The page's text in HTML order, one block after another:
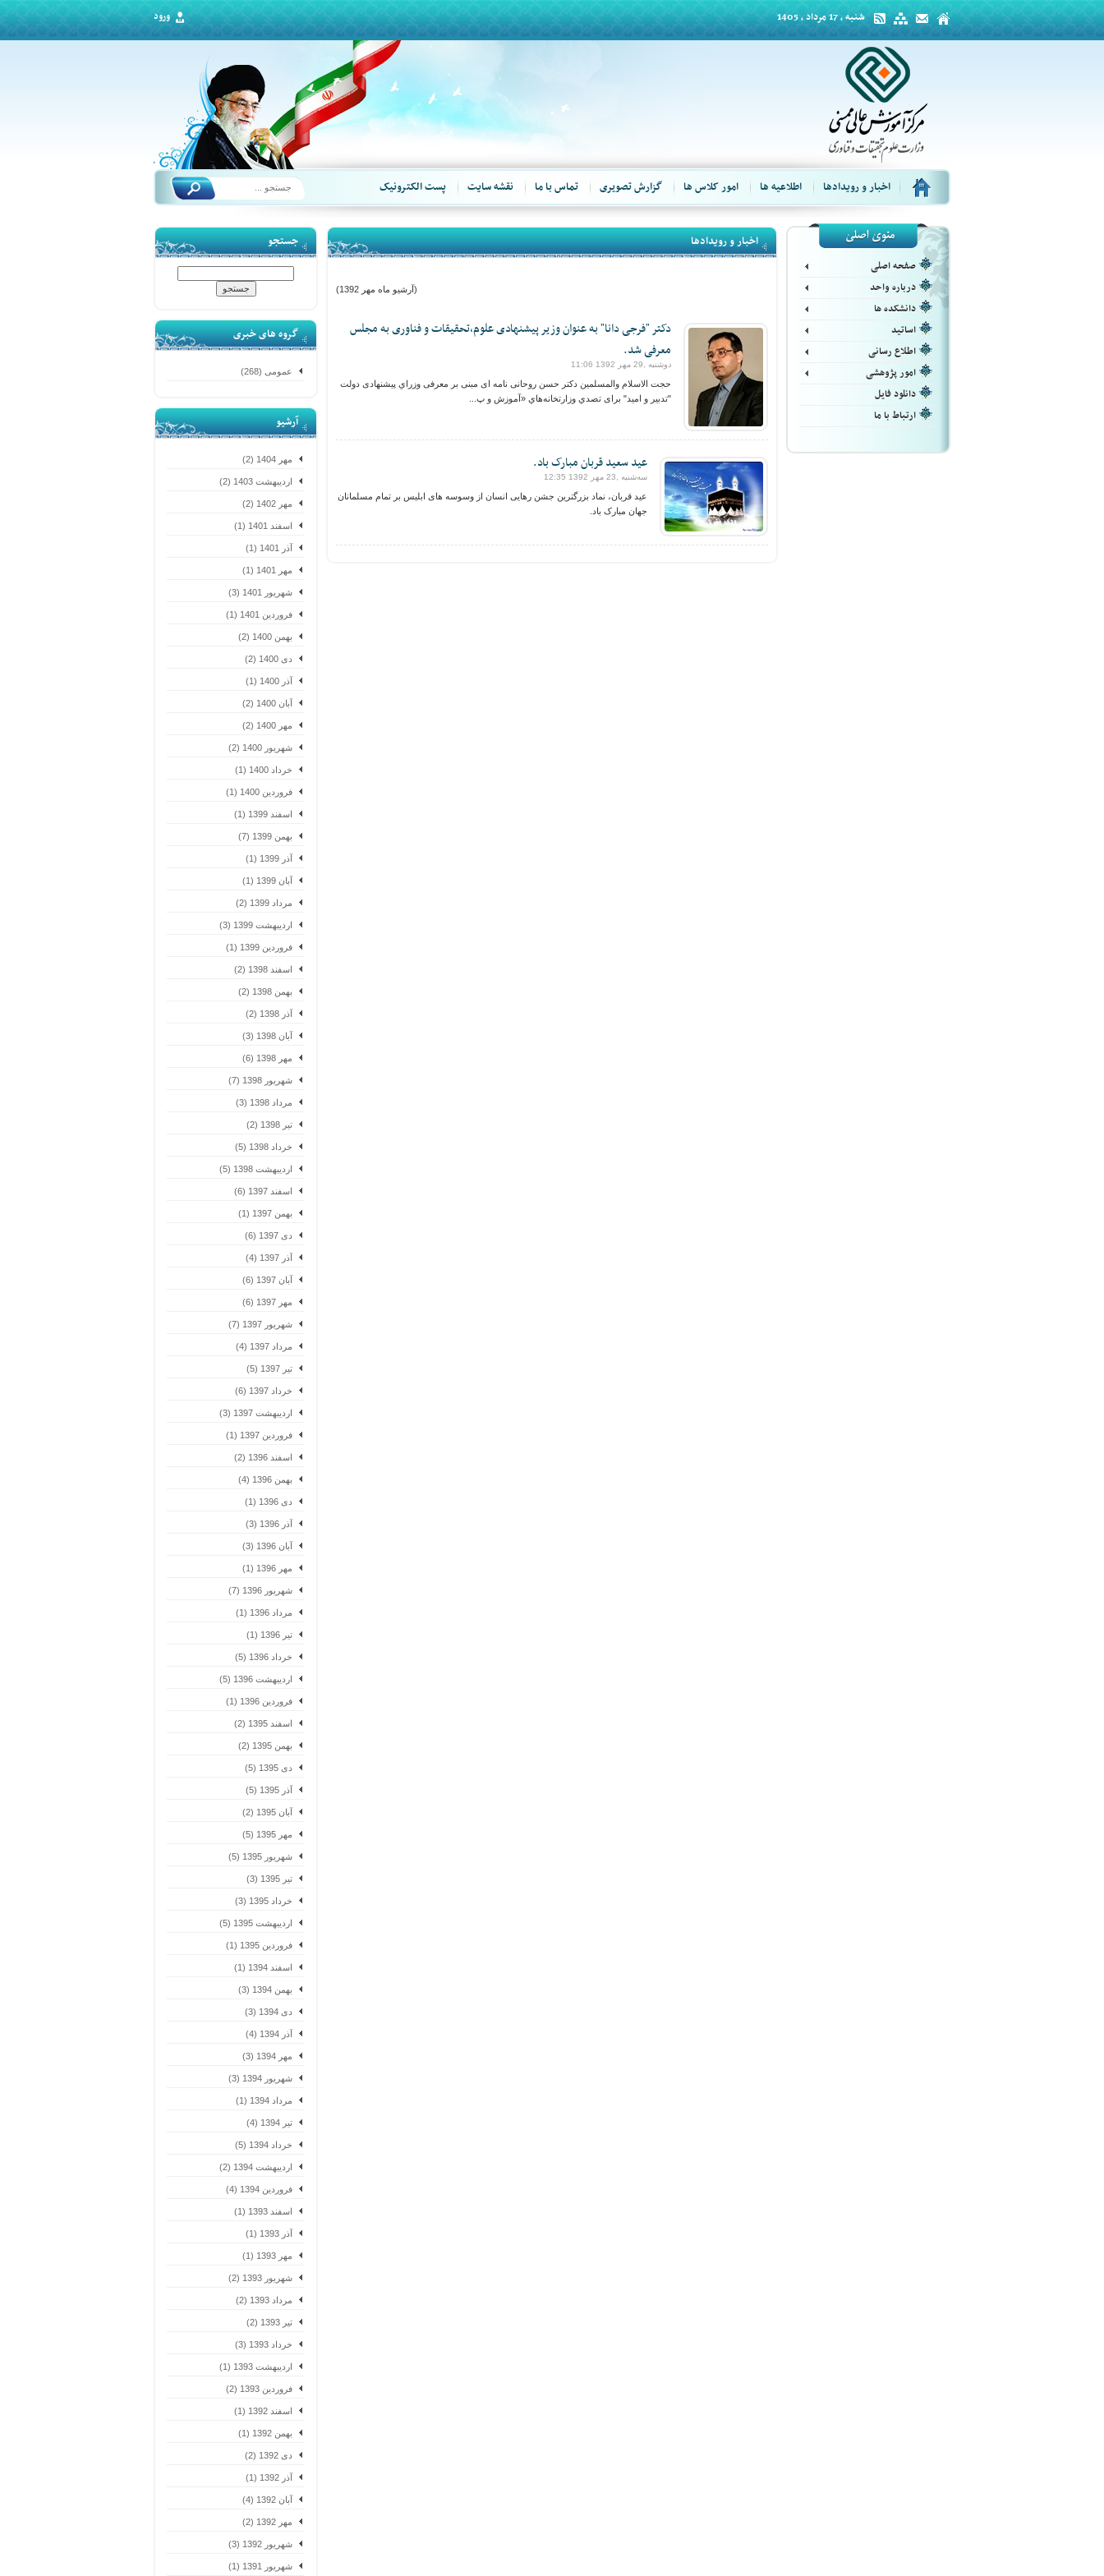
شنبه ، 17 مرداد ، 1405 ورود
اخبار و رویدادها اطلاعیه ها امور کلاس ها گزارش تصویری تماس با ما نقشه سایت پست الکترونیک
جستجو
گروه های خبری
عمومی (268)
آرشیو
مهر 1404 (2)
اردیبهشت 1403 (2)
مهر 1402 (2)
اسفند 1401 (1)
آذر 1401 (1)
مهر 1401 (1)
شهریور 1401 (3)
فروردین 1401 (1)
بهمن 1400 (2)
دی 1400 (2)
آذر 1400 (1)
آبان 1400 (2)
مهر 1400 (2)
شهریور 1400 (2)
خرداد 1400 (1)
فروردین 1400 (1)
اسفند 1399 (1)
بهمن 1399 (7)
آذر 1399 (1)
آبان 1399 (1)
مرداد 1399 (2)
اردیبهشت 1399 (3)
فروردین 1399 (1)
اسفند 1398 (2)
بهمن 1398 (2)
آذر 1398 (2)
آبان 1398 (3)
مهر 1398 (6)
شهریور 1398 (7)
مرداد 1398 (3)
تیر 1398 (2)
خرداد 1398 (5)
اردیبهشت 1398 (5)
اسفند 1397 (6)
بهمن 1397 (1)
دی 1397 (6)
آذر 1397 (4)
آبان 1397 (6)
مهر 1397 (6)
شهریور 1397 (7)
مرداد 1397 (4)
تیر 1397 (5)
خرداد 1397 (6)
اردیبهشت 1397 (3)
فروردین 1397 (1)
اسفند 1396 (2)
بهمن 1396 (4)
دی 1396 (1)
آذر 1396 (3)
آبان 1396 (3)
مهر 1396 (1)
شهریور 1396 (7)
مرداد 1396 (1)
تیر 1396 (1)
خرداد 1396 (5)
اردیبهشت 1396 (5)
فروردین 1396 (1)
اسفند 1395 (2)
بهمن 1395 (2)
دی 1395 (5)
آذر 1395 (5)
آبان 1395 (2)
مهر 1395 (5)
شهریور 1395 (5)
تیر 1395 (3)
خرداد 1395 (3)
اردیبهشت 1395 (5)
فروردین 1395 (1)
اسفند 1394 (1)
بهمن 1394 (3)
دی 1394 (3)
آذر 1394 (4)
مهر 1394 (3)
شهریور 1394 (3)
مرداد 1394 (1)
تیر 1394 (4)
خرداد 1394 (5)
اردیبهشت 1394 (2)
فروردین 1394 (4)
اسفند 1393 (1)
آذر 1393 (1)
مهر 1393 (1)
شهریور 1393 (2)
مرداد 1393 (2)
تیر 1393 (2)
خرداد 1393 (3)
اردیبهشت 1393 (1)
فروردین 1393 (2)
اسفند 1392 (1)
بهمن 1392 (1)
دی 1392 (2)
آذر 1392 (1)
آبان 1392 (4)
مهر 1392 (2)
شهریور 1392 (3)
شهریور 1391 (1)
اخبار و رویدادها
(آرشیو ماه مهر 1392)
دکتر "فرجی دانا" به عنوان وزیر پیشنهادی علوم،تحقیقات و فناوری به مجلس
معرفی شد.
دوشنبه ,29 مهر 1392 11:06
حجت الاسلام والمسلمين دکتر حسن روحانی نامه ای مبنی بر معرفی وزراي پيشنهادی دولت
"تدبير و اميد" برای تصدي وزارتخانه‌هاي «آموزش و پ...
عید سعید قربان مبارک باد.
ﺳﻪشنبه ,23 مهر 1392 12:35
عید قربان، نماد بزرگترین جشن رهایى انسان از وسوسه هاى ابلیس بر تمام مسلمانان
جهان مبارک باد.
صفحه اصلی
درباره واحد
دانشکده ها
اساتید
اطلاع رسانی
امور پژوهشی
دانلود فایل
ارتباط با ما